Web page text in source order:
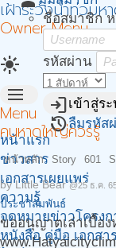
เฝ้าระวังน้ำท่วม
Owner Menu
light_mode
ชื่อสมาชิก ห
รหัสผ่าน
loginเข้าสู่ร
restoreลืมรหัส
menu
Menu
หน้าแรก
ข่าวสาร
เอกสารเผยแพร่
ความรู้
จดหมายข่าวโครงก
หนังสือ คู่มือ เอกสา
คนหาดใหญ่ควรรู้
หน้าหลัก Story 601
byLittle Bear @25 ธ.ค.
ประชาสัมพันธ์
ขออนุญาตเล่าเบื้อง